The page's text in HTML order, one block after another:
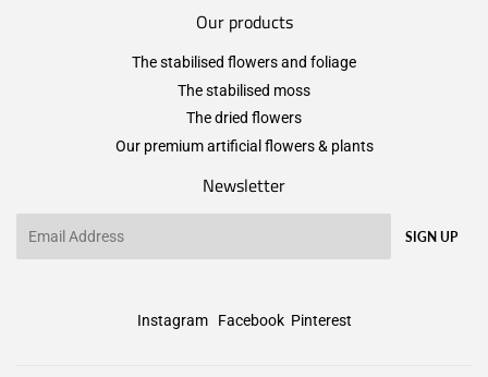
Our products
The stabilised flowers and foliage
The stabilised moss
The dried flowers
Our premium artificial flowers & plants
Newsletter
SIGN UP
Instagram Facebook Pinterest